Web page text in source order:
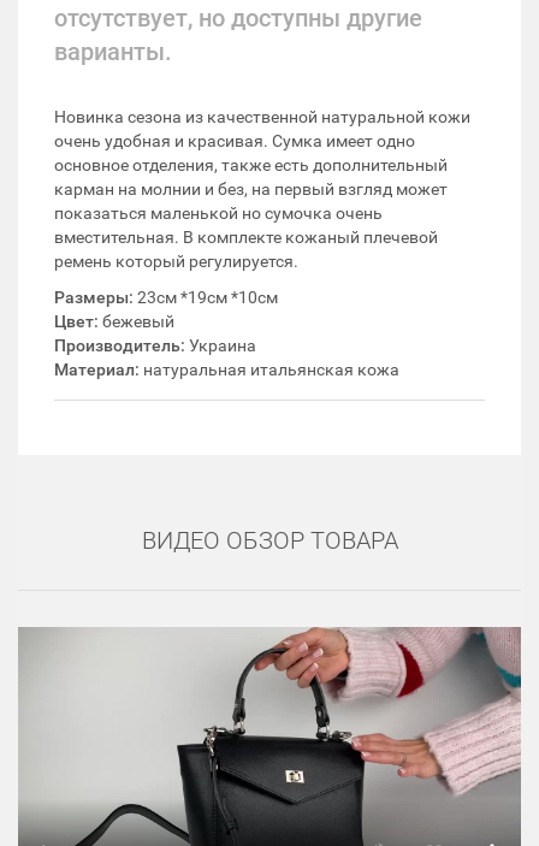
отсутствует, но доступны другие
варианты.
Новинка сезона из качественной натуральной кожи
очень удобная и красивая. Сумка имеет одно
основное отделения, также есть дополнительный
карман на молнии и без, на первый взгляд может
показаться маленькой но сумочка очень
вместительная. В комплекте кожаный плечевой
ремень который регулируется.
Размеры: 23см *19см *10см
Цвет: бежевый
Производитель: Украина
Материал: натуральная итальянская кожа
ВИДЕО ОБЗОР ТОВАРА